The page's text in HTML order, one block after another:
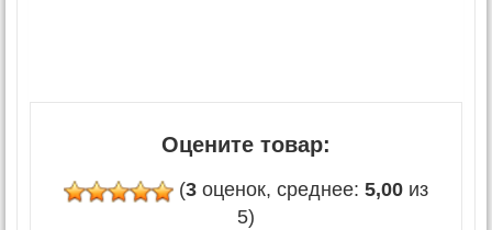
Оцените товар:
(3 оценок, среднее: 5,00 из
5)